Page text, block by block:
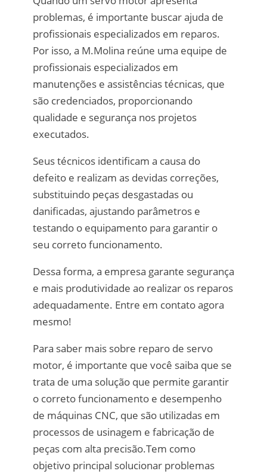
problemas, é importante buscar ajuda de
profissionais especializados em reparos.
Por isso, a M.Molina reúne uma equipe de
profissionais especializados em
manutenções e assistências técnicas, que
são credenciados, proporcionando
qualidade e segurança nos projetos
executados.
Seus técnicos identificam a causa do
defeito e realizam as devidas correções,
substituindo peças desgastadas ou
danificadas, ajustando parâmetros e
testando o equipamento para garantir o
seu correto funcionamento.
Dessa forma, a empresa garante segurança
e mais produtividade ao realizar os reparos
adequadamente. Entre em contato agora
mesmo!
Para saber mais sobre reparo de servo
motor, é importante que você saiba que se
trata de uma solução que permite garantir
o correto funcionamento e desempenho
de máquinas CNC, que são utilizadas em
processos de usinagem e fabricação de
peças com alta precisão.Tem como
objetivo principal solucionar problemas